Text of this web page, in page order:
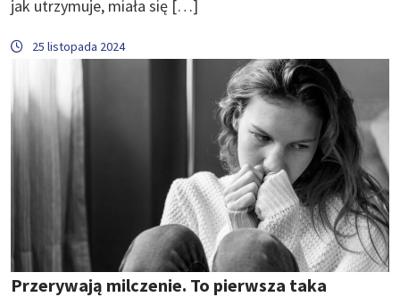
jak utrzymuje, miała się […]
25 listopada 2024
Przerywają milczenie. To pierwsza taka